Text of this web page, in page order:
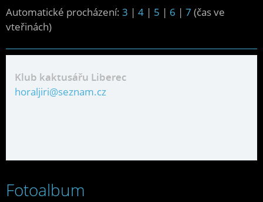
Automatické procházení: 3 | 4 | 5 | 6 | 7 (čas ve
vteřinách)
Klub kaktusářu Liberec
horaljiri@seznam.cz
Fotoalbum